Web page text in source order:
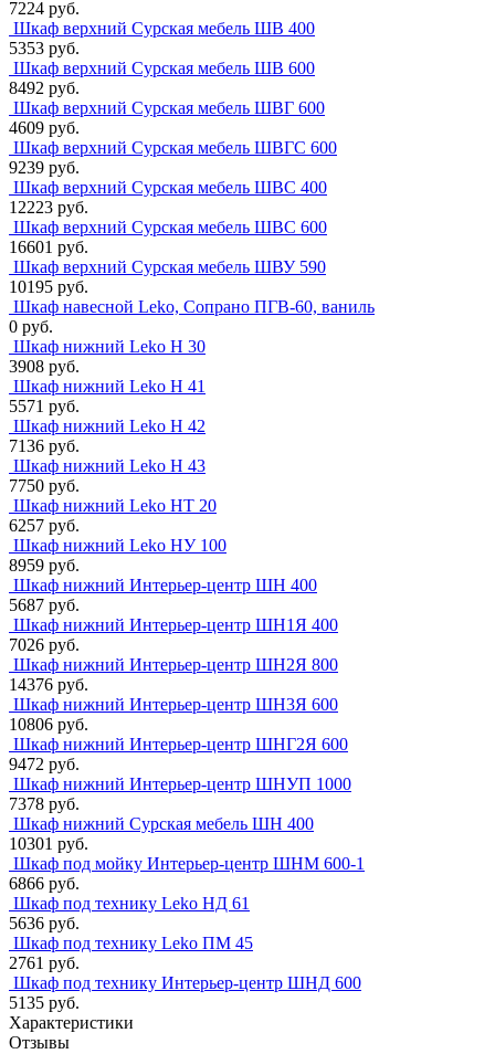
7224 руб.
Шкаф верхний Сурская мебель ШВ 400
5353 руб.
Шкаф верхний Сурская мебель ШВ 600
8492 руб.
Шкаф верхний Сурская мебель ШВГ 600
4609 руб.
Шкаф верхний Сурская мебель ШВГС 600
9239 руб.
Шкаф верхний Сурская мебель ШВС 400
12223 руб.
Шкаф верхний Сурская мебель ШВС 600
16601 руб.
Шкаф верхний Сурская мебель ШВУ 590
10195 руб.
Шкаф навесной Leko, Сопрано ПГВ-60, ваниль
0 руб.
Шкаф нижний Leko Н 30
3908 руб.
Шкаф нижний Leko Н 41
5571 руб.
Шкаф нижний Leko Н 42
7136 руб.
Шкаф нижний Leko Н 43
7750 руб.
Шкаф нижний Leko НТ 20
6257 руб.
Шкаф нижний Leko НУ 100
8959 руб.
Шкаф нижний Интерьер-центр ШН 400
5687 руб.
Шкаф нижний Интерьер-центр ШН1Я 400
7026 руб.
Шкаф нижний Интерьер-центр ШН2Я 800
14376 руб.
Шкаф нижний Интерьер-центр ШН3Я 600
10806 руб.
Шкаф нижний Интерьер-центр ШНГ2Я 600
9472 руб.
Шкаф нижний Интерьер-центр ШНУП 1000
7378 руб.
Шкаф нижний Сурская мебель ШН 400
10301 руб.
Шкаф под мойку Интерьер-центр ШНМ 600-1
6866 руб.
Шкаф под технику Leko НД 61
5636 руб.
Шкаф под технику Leko ПМ 45
2761 руб.
Шкаф под технику Интерьер-центр ШНД 600
5135 руб.
Характеристики
Отзывы